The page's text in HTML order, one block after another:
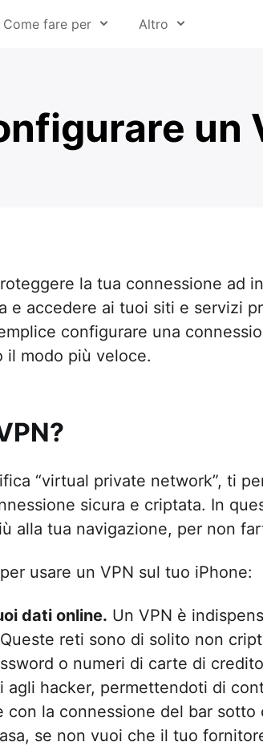
Come fare per
web
iPhone e iPad
VPN
iPhone ↔ iPad
indesiderati
Altro
Centro assistenzaun
la tua connessione ad
e accedere ai tuoi siti e servizi
configurare una
il modo più veloce.
“virtual private network”, ti
sicura e criptata. In
alla tua navigazione, per non
usare un VPN sul tuo iPhone:
dati online. Un VPN è
reti sono di solito non
o numeri di carte di
agli hacker, permettendoti di
con la connessione del bar sotto
se non vuoi che il tuo